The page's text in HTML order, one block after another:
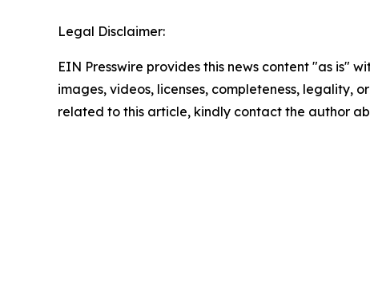
Legal Disclaimer:
EIN Presswire provides this news content "as is"
images, videos, licenses, completeness, legality,
related to this article, kindly contact the author